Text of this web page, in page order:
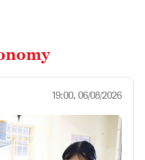
19:00, 06/08/2026